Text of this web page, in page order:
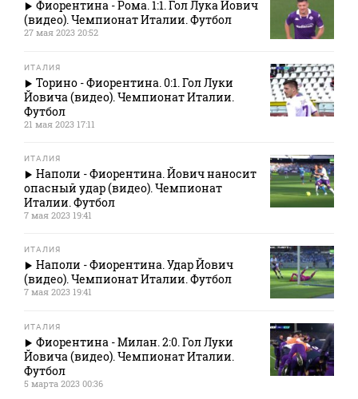
Фиорентина - Рома. 1:1. Гол Лука Йович
(видео). Чемпионат Италии. Футбол
27 мая 2023 20:52
ИТАЛИЯ
Торино - Фиорентина. 0:1. Гол Луки
Йовича (видео). Чемпионат Италии.
Футбол
21 мая 2023 17:11
ИТАЛИЯ
Наполи - Фиорентина. Йович наносит
опасный удар (видео). Чемпионат
Италии. Футбол
7 мая 2023 19:41
ИТАЛИЯ
Наполи - Фиорентина. Удар Йович
(видео). Чемпионат Италии. Футбол
7 мая 2023 19:41
ИТАЛИЯ
Фиорентина - Милан. 2:0. Гол Луки
Йовича (видео). Чемпионат Италии.
Футбол
5 марта 2023 00:36